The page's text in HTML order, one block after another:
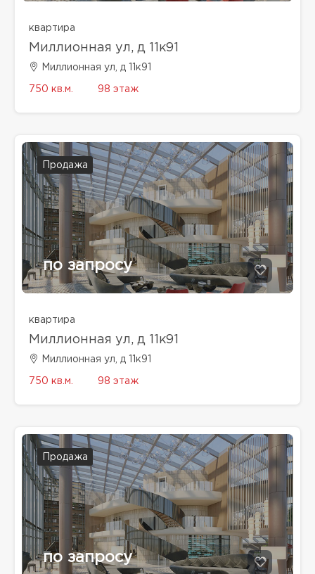
квартира
Миллионная ул, д 11к91
Миллионная ул, д 11к91
750 кв.м. 98 этаж
Продажа
по запросу
квартира
Миллионная ул, д 11к91
Миллионная ул, д 11к91
750 кв.м. 98 этаж
Продажа
по запросу